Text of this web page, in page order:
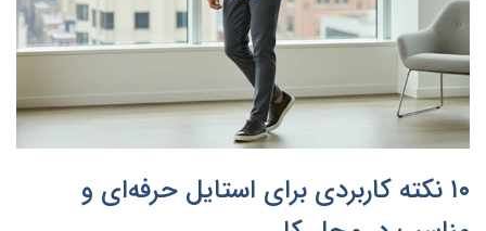
۱۰ نکته کاربردی برای استایل حرفه‌ای و